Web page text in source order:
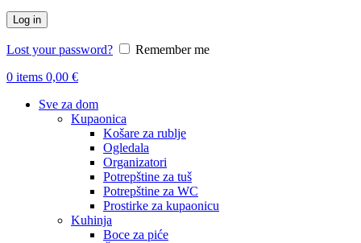
Log in
Lost your password?
Remember me
0 items 0,00 €
Sve za dom
Kupaonica
Košare za rublje
Ogledala
Organizatori
Potrepštine za tuš
Potrepštine za WC
Prostirke za kupaonicu
Kuhinja
Boce za piće